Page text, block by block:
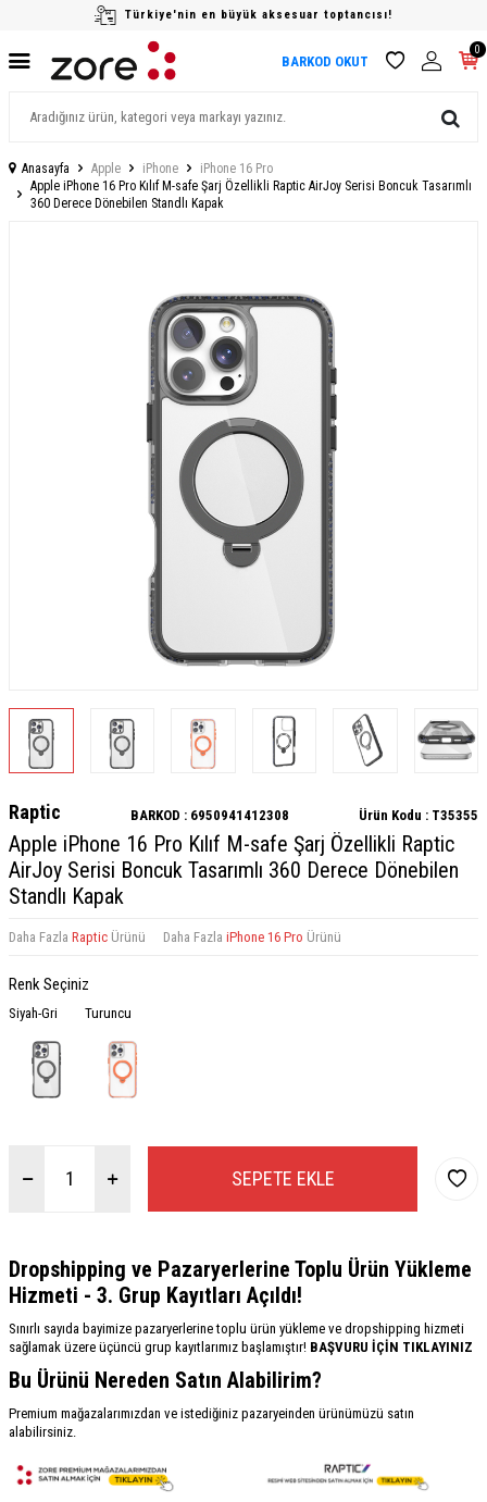
Türkiye'nin en büyük aksesuar toptancısı!
BARKOD OKUT
0
Anasayfa Apple iPhone
iPhone 16 Pro
Apple iPhone 16 Pro Kılıf M-safe Şarj Özellikli Raptic AirJoy Serisi Boncuk Tasarımlı
360 Derece Dönebilen Standlı Kapak
Raptic BARKOD : 6950941412308 Ürün Kodu : T35355
Apple iPhone 16 Pro Kılıf M-safe Şarj Özellikli Raptic
AirJoy Serisi Boncuk Tasarımlı 360 Derece Dönebilen
Standlı Kapak
Daha Fazla Raptic Ürünü Daha Fazla iPhone 16 Pro Ürünü
Renk Seçiniz
Siyah-Gri Turuncu
SEPETE EKLE
Dropshipping ve Pazaryerlerine Toplu Ürün Yükleme
Hizmeti - 3. Grup Kayıtları Açıldı!
Sınırlı sayıda bayimize pazaryerlerine toplu ürün yükleme ve dropshipping hizmeti
sağlamak üzere üçüncü grup kayıtlarımız başlamıştır! BAŞVURU İÇİN TIKLAYINIZ
Bu Ürünü Nereden Satın Alabilirim?
Premium mağazalarımızdan ve istediğiniz pazaryeinden ürünümüzü satın
alabilirsiniz.